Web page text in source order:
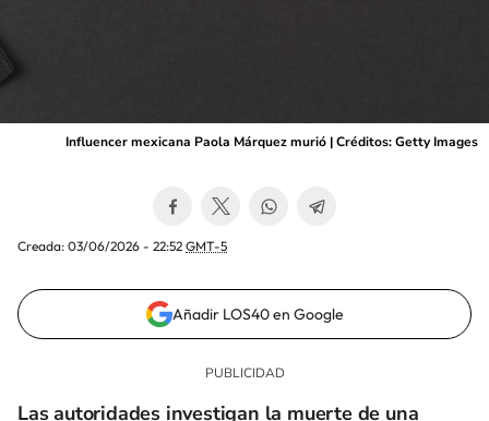
Influencer mexicana Paola Márquez murió | Créditos: Getty Images
Creada: 03/06/2026 - 22:52 GMT-5
Añadir LOS40 en Google
Las autoridades investigan la muerte de una